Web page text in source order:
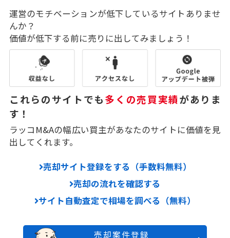
運営のモチベーションが低下しているサイトありませ
んか？
価値が低下する前に売りに出してみましょう！
これらのサイトでも多くの売買実績がありま
す！
ラッコM&Aの幅広い買主があなたのサイトに価値を見
出してくれます。
売却サイト登録をする（手数料無料）
売却の流れを確認する
サイト自動査定で相場を調べる（無料）
売却案件登録